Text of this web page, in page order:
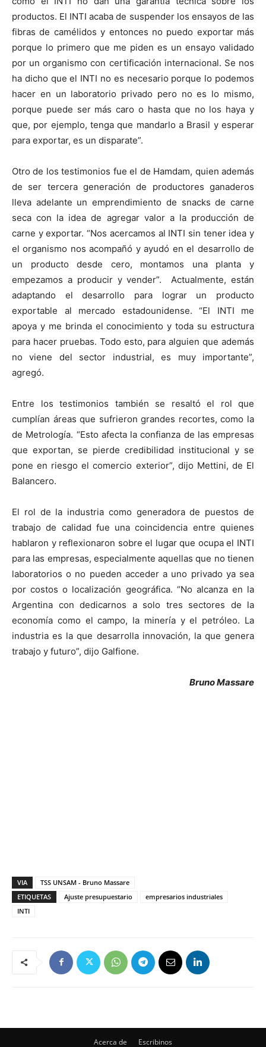
productos. El INTI acaba de suspender los ensayos de las
fibras de camélidos y entonces no puedo exportar más
porque lo primero que me piden es un ensayo validado
por un organismo con certificación internacional. Se nos
ha dicho que el INTI no es necesario porque lo podemos
hacer en un laboratorio privado pero no es lo mismo,
porque puede ser más caro o hasta que no los haya y
que, por ejemplo, tenga que mandarlo a Brasil y esperar
para exportar, es un disparate”.
Otro de los testimonios fue el de Hamdam, quien además
de ser tercera generación de productores ganaderos
lleva adelante un emprendimiento de snacks de carne
seca con la idea de agregar valor a la producción de
carne y exportar. “Nos acercamos al INTI sin tener idea y
el organismo nos acompañó y ayudó en el desarrollo de
un producto desde cero, montamos una planta y
empezamos a producir y vender”. Actualmente, están
adaptando el desarrollo para lograr un producto
exportable al mercado estadounidense. “El INTI me
apoya y me brinda el conocimiento y toda su estructura
para hacer pruebas. Todo esto, para alguien que además
no viene del sector industrial, es muy importante”,
agregó.
Entre los testimonios también se resaltó el rol que
cumplían áreas que sufrieron grandes recortes, como la
de Metrología. “Esto afecta la confianza de las empresas
que exportan, se pierde credibilidad institucional y se
pone en riesgo el comercio exterior”, dijo Mettini, de El
Balancero.
El rol de la industria como generadora de puestos de
trabajo de calidad fue una coincidencia entre quienes
hablaron y reflexionaron sobre el lugar que ocupa el INTI
para las empresas, especialmente aquellas que no tienen
laboratorios o no pueden acceder a uno privado ya sea
por costos o localización geográfica. “No alcanza en la
Argentina con dedicarnos a solo tres sectores de la
economía como el campo, la minería y el petróleo. La
industria es la que desarrolla innovación, la que genera
trabajo y futuro”, dijo Galfione.
Bruno Massare
VIA
TSS UNSAM - Bruno Massare
ETIQUETAS
Ajuste presupuestario
empresarios industriales
INTI
Acerca de Escribinos